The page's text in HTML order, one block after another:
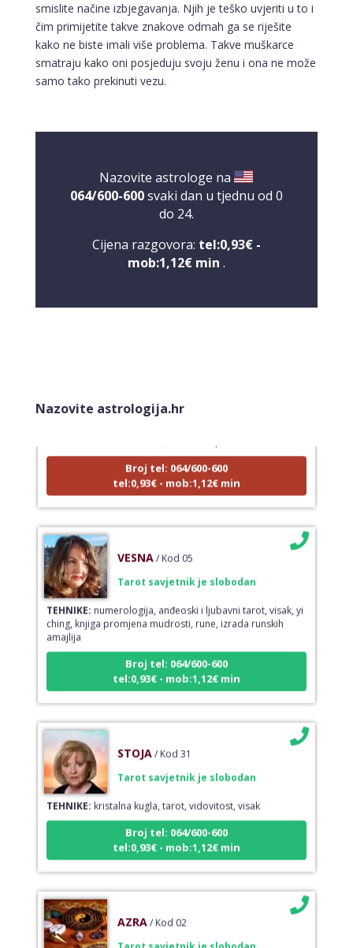
smislite načine izbjegavanja. Njih je teško uvjeriti u to i
čim primijetite takve znakove odmah ga se riješite
kako ne biste imali više problema. Takve muškarce
smatraju kako oni posjeduju svoju ženu i ona ne može
samo tako prekinuti vezu.
Nazovite astrologe na
064/600-600svaki dan u tjednu od 0
do 24.
Cijena razgovora: tel:0,93€ -
mob:1,12€ min .
Nazovite astrologija.hr
Tarot savjetnik je zauzet
Broj tel: 064/600-600
tel:0,93€ - mob:1,12€ min
VESNA / Kod 05
Tarot savjetnik je slobodan
TEHNIKE:numerologija, anđeoski i ljubavni tarot, visak, yi
ching, knjiga promjena mudrosti, rune, izrada runskih
amajlija
Broj tel: 064/600-600
tel:0,93€ - mob:1,12€ min
STOJA / Kod 31
Tarot savjetnik je slobodan
TEHNIKE:kristalna kugla, tarot, vidovitost, visak
Broj tel: 064/600-600
tel:0,93€ - mob:1,12€ min
AZRA / Kod 02
Tarot savjetnik je slobodan